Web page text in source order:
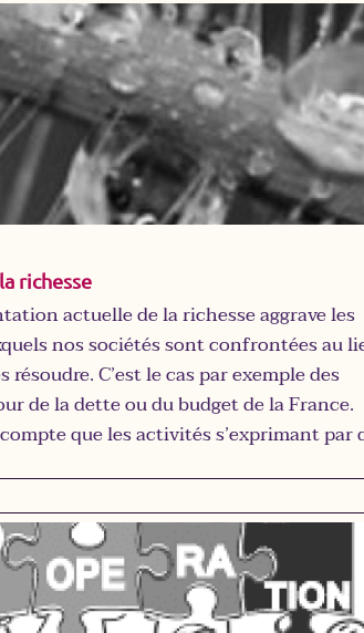
richesse
actuelle de la richesse aggrave les
nos sociétés sont confrontées au
résoudre. C’est le cas par exemple des
de la dette ou du budget de la France.
que les activités s’exprimant par
aidée sans contrepartie même si elle
dans le secteur des industries
d’effet de serre et, inversement, qu' il
de limiter considérablement les